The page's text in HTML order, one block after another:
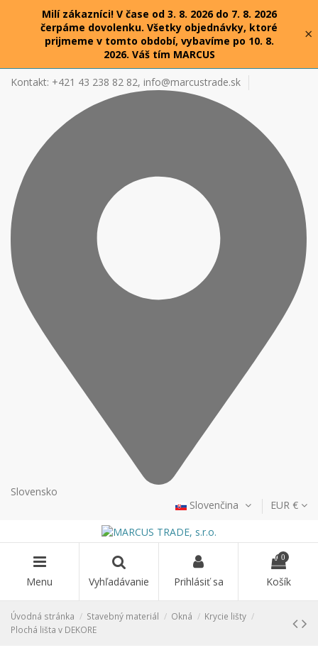
Milí zákazníci! V čase od 3. 8. 2026 do 7. 8. 2026
čerpáme dovolenku. Všetky objednávky, ktoré
prijmeme v tomto období, vybavíme po 10. 8.
2026. Váš tím MARCUS
×
Kontakt: +421 43 238 82 82, info@marcustrade.sk
Slovensko
Slovenčina
EUR €
Menu Vyhľadávanie Prihlásiť sa
0
Košík
Úvodná stránka Stavebný materiál Okná
Krycie lišty
Plochá lišta v DEKORE